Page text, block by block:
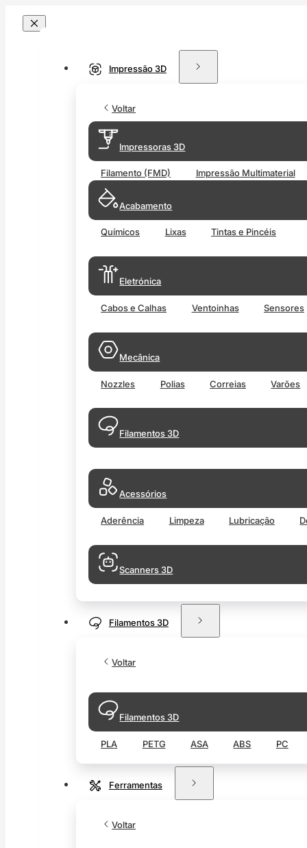
Impressão 3D
Voltar
Impressoras 3D
Filamento (FMD) Impressão Multimaterial
Acabamento
Químicos Lixas Tintas e Pincéis
Eletrónica
Cabos e Calhas Ventoinhas Sensores
Mecânica
Nozzles Polias Correias Varões
Filamentos 3D
Acessórios
Aderência Limpeza Lubricação
Scanners 3D
Filamentos 3D
Voltar
Filamentos 3D
PLA PETG ASA ABS PC
Ferramentas
Voltar